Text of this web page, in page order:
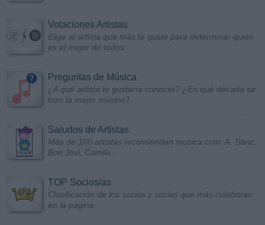
Votaciones Artistas
Elige al artista que más te guste para determinar quién
es el mejor de todos
Preguntas de Música
¿A qué artista te gustaría conocer? ¿En qué década se
hizo la mejor música?...
Saludos de Artistas
Más de 100 artistas recomiendan musica.com: A. Sanz,
Bon Jovi, Camila...
TOP Socios/as
Clasificación de los socios y socias que más colaboran
en la página